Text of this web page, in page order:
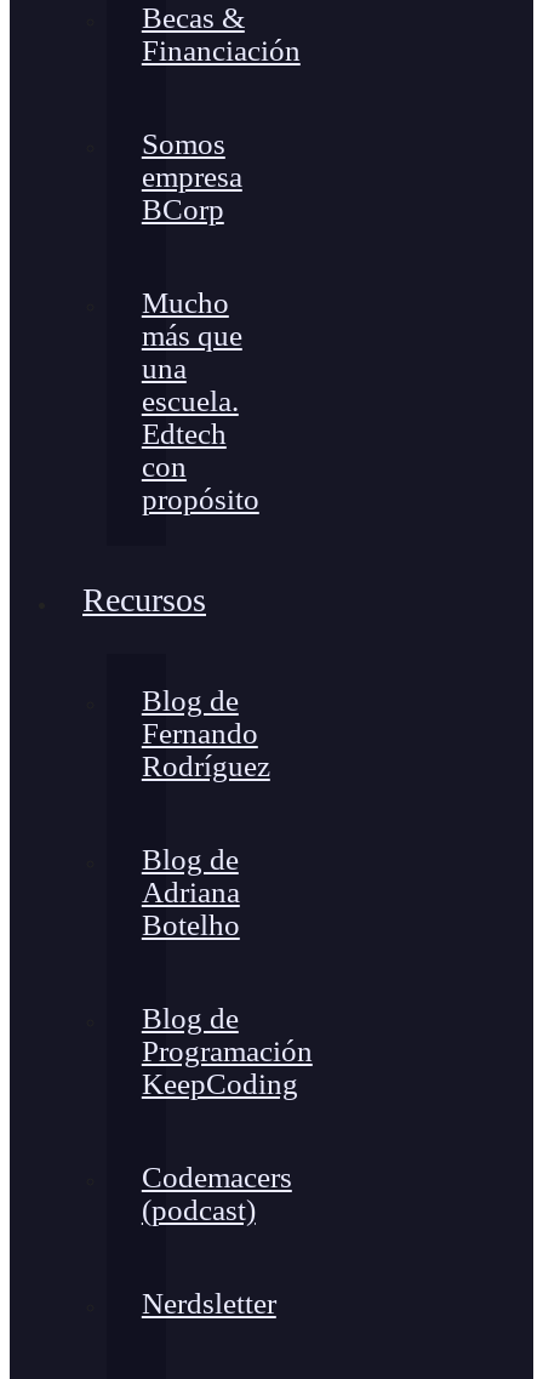
Becas &
Financiación
Somos
empresa
BCorp
Mucho
más que
una
escuela.
Edtech
con
propósito
Recursos
Blog de
Fernando
Rodríguez
Blog de
Adriana
Botelho
Blog de
Programación
KeepCoding
Codemacers
(podcast)
Nerdsletter